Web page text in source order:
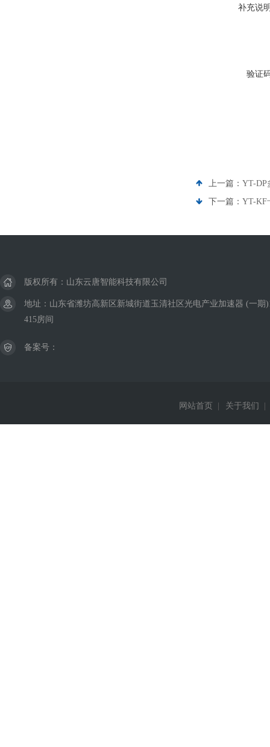
补充说
验证
上一篇： YT-DP
下一篇： YT-KF
版权所有：山东云唐智能科技有限公司
地址：山东省潍坊高新区新城街道玉清社区光电产业加速器 (一期
415房间
备案号：
网站首页 关于我们